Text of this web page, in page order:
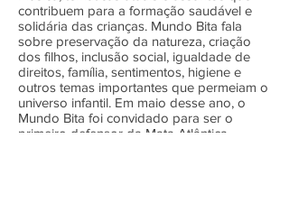
contribuem para a formação saudável e
solidária das crianças. Mundo Bita fala
sobre preservação da natureza, criação
dos filhos, inclusão social, igualdade de
direitos, família, sentimentos, higiene e
outros temas importantes que permeiam o
universo infantil. Em maio desse ano, o
Mundo Bita foi convidado para ser o
primeiro defensor da Mata Atlântica.